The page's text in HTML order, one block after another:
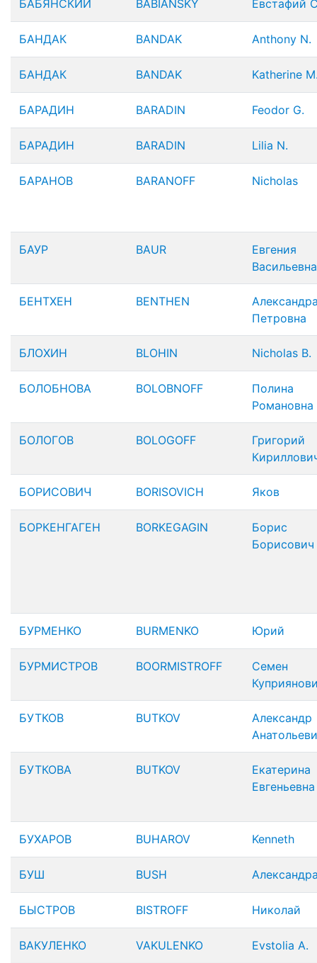
БАБЯНСКИЙ BABIANSKY Евстафий
БАНДАК BANDAK Anthony N.
БАНДАК BANDAK Katherine
БАРАДИН BARADIN Feodor G.
БАРАДИН BARADIN Lilia N.
БАРАНОВ BARANOFF Nicholas
БАУР BAUR
Евгения
Васильевна
БЕНТХЕН BENTHEN
Петровна
БЛОХИН BLOHIN Nicholas B.
БОЛОБНОВА BOLOBNOFF
Полина
Романовна
БОЛОГОВ BOLOGOFF
Григорий
БОРИСОВИЧ BORISOVICH Яков
БОРКЕНГАГЕН BORKEGAGIN
Борис
Борисович
БУРМЕНКО BURMENKO Юрий
БУРМИСТРОВ BOORMISTROFF
Семен
БУТКОВ BUTKOV
Александр
БУТКОВА BUTKOV
Екатерина
Евгеньевна
БУХАРОВ BUHAROV Kenneth
БУШ BUSH
БЫСТРОВ BISTROFF Николай
ВАКУЛЕНКО VAKULENKO Evstolia A.